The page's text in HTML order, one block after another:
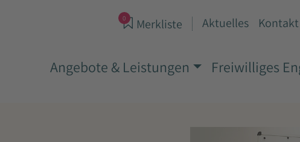
Angebote & Leistungen Freiwilliges
0 Merkliste Aktuelles Kontakt